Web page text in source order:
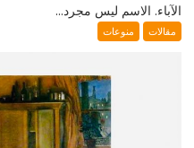
الآباء. الاسم ليس مجرد...
مقالات منوعات